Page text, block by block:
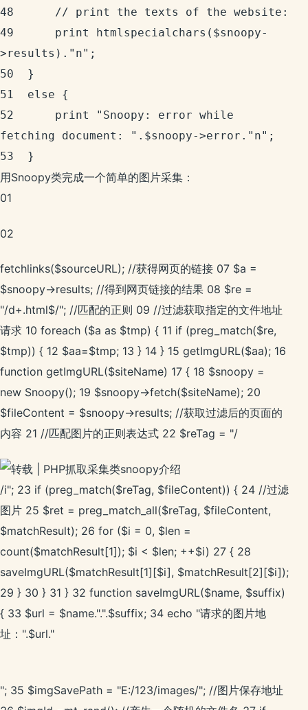
48	    // print the texts of the website:
49	    print htmlspecialchars($snoopy-
>results)."n";
50	}
51	else {
52	    print "Snoopy: error while
fetching document: ".$snoopy->error."n";
用Snoopy类完成一个简单的图片采集：
01
02
fetchlinks($sourceURL); //获得网页的链接 07 $a =
$snoopy->results; //得到网页链接的结果 08 $re =
"/d+.html$/"; //匹配的正则 09 //过滤获取指定的文件地址
请求 10 foreach ($a as $tmp) { 11 if (preg_match($re,
$tmp)) { 12 $aa=$tmp; 13 } 14 } 15 getImgURL($aa); 16
function getImgURL($siteName) 17 { 18 $snoopy =
new Snoopy(); 19 $snoopy->fetch($siteName); 20
$fileContent = $snoopy->results; //获取过滤后的页面的
内容 21 //匹配图片的正则表达式 22 $reTag = "/
/i"; 23 if (preg_match($reTag, $fileContent)) { 24 //过滤
图片 25 $ret = preg_match_all($reTag, $fileContent,
$matchResult); 26 for ($i = 0, $len =
count($matchResult[1]); $i < $len; ++$i) 27 { 28
saveImgURL($matchResult[1][$i], $matchResult[2][$i]);
29 } 30 } 31 } 32 function saveImgURL($name, $suffix)
{ 33 $url = $name.".".$suffix; 34 echo "请求的图片地
址：".$url."
"; 35 $imgSavePath = "E:/123/images/"; //图片保存地址